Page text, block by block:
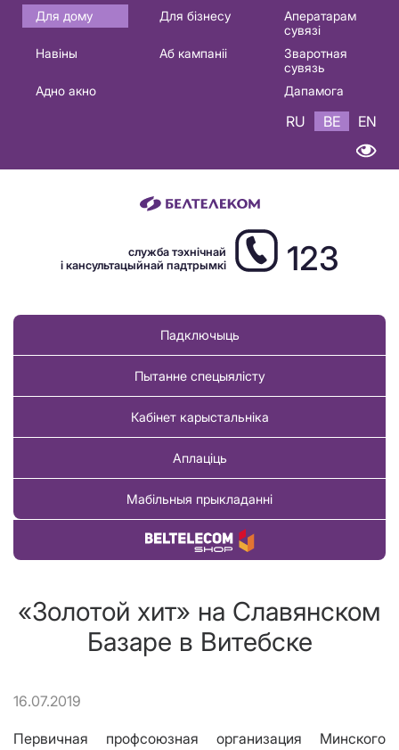
Основная
навигация
Для дому Для бізнесу
Аператарам
сувязі
Навіны
Аб кампаніі
Зваротная
сувязь
Адно акно
Дапамога
RU BE EN
служба тэхнічнай
і кансультацыйнай падтрымкі
123
Падключыць
Пытанне спецыялісту
Кабінет карыстальніка
Аплаціць
Мабільныя прыкладанні
Купіць тавар
«Золотой хит» на Славянском
Базаре в Витебске
16.07.2019
Первичная профсоюзная организация Минского